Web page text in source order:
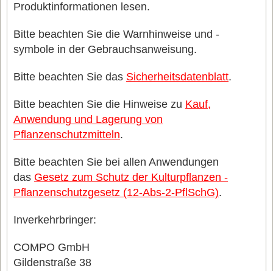
Produktinformationen lesen.
Bitte beachten Sie die Warnhinweise und -
symbole in der Gebrauchsanweisung.
Bitte beachten Sie das Sicherheitsdatenblatt.
Bitte beachten Sie die Hinweise zu Kauf,
Anwendung und Lagerung von
Pflanzenschutzmitteln.
Bitte beachten Sie bei allen Anwendungen
das Gesetz zum Schutz der Kulturpflanzen -
Pflanzenschutzgesetz (12-Abs-2-PflSchG).
Inverkehrbringer:
COMPO GmbH
Gildenstraße 38